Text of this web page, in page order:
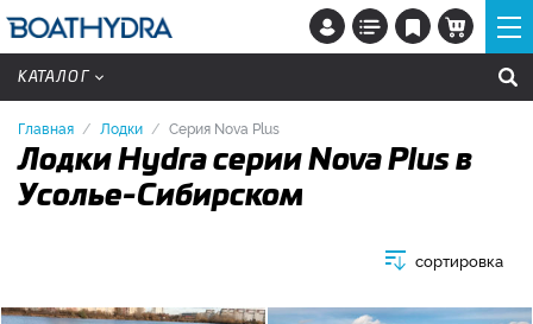
КАТАЛОГ
Главная Лодки Серия Nova Plus
Лодки Hydra серии Nova Plus в
Усолье-Сибирском
сортировка